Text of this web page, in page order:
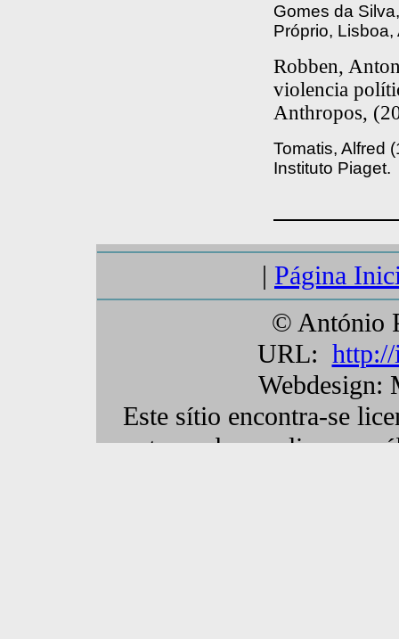
Gomes da
Próprio, Lisboa,
Robben,
violencia
Anthropos,
Tomatis, Alfred
Instituto Piaget.